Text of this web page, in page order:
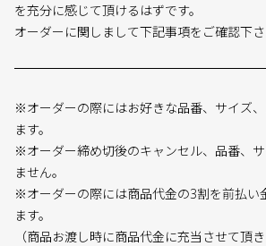
を充分に感じて頂けるはずです。
オーダーに関しまして下記事項をご確認下さ
※オーダーの際にはお好きな品番、サイズ
ます。
※オーダー締め切後のキャンセル、品番、
ません。
※オーダーの際には商品代金の3割を前払い
ます。
（商品お渡し時に商品代金に充当させて頂き